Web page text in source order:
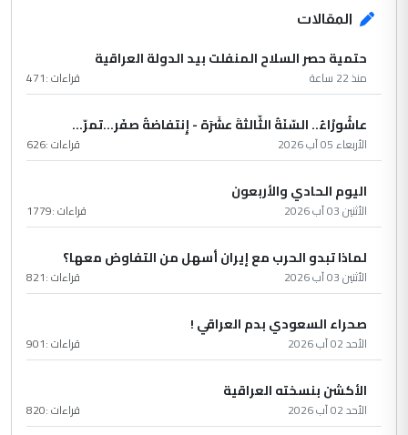
المقالات
حتمية حصر السلاح المنفلت بيد الدولة العراقية
منذ 22 ساعة قراءات :471
عاشُورْاءُ.. السّنَةُ الثّالثةَ عشَرَة - إِنتفاضةُ صفَر…تمرّ...
الأربعاء 05 آب 2026 قراءات :626
اليوم الحادي والأربعون
الأثنين 03 آب 2026 قراءات :1779
لماذا تبدو الحرب مع إيران أسهل من التفاوض معها؟
الأثنين 03 آب 2026 قراءات :821
صحراء السعودي بدم العراقي !
الأحد 02 آب 2026 قراءات :901
الأكشن بنسخته العراقية
الأحد 02 آب 2026 قراءات :820